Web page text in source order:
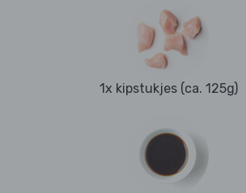
1x kipstukjes (ca. 125g)